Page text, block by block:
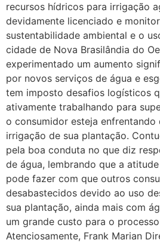
recursos hídricos para irrigação
devidamente licenciado e
sustentabilidade ambiental e o
cidade de Nova Brasilândia do
experimentado um aumento
por novos serviços de água e
tem imposto desafios logísticos
ativamente trabalhando para
o consumidor esteja enfrentando
irrigação de sua plantação.
pela boa conduta no que diz
de água, lembrando que a
pode fazer com que outros
desabastecidos devido ao uso
sua plantação, ainda mais com
um grande custo para o
Atenciosamente, Frank Marian